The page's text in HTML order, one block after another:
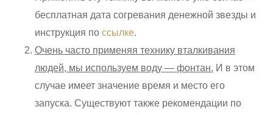
бесплатная дата согревания денежной звезды и
инструкция по ссылке.
Очень часто применяя технику вталкивания
людей, мы используем воду — фонтан. И в этом
случае имеет значение время и место его
запуска. Существуют также рекомендации по